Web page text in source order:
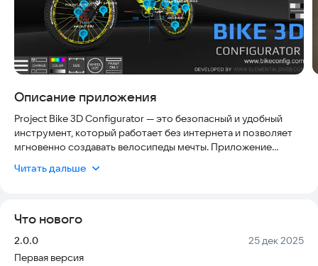
Описание приложения
Project Bike 3D Configurator — это безопасный и удобный
инструмент, который работает без интернета и позволяет
мгновенно создавать велосипеды мечты. Приложение
гарантирует, что ваши настройки сохраняются только на
Создайте свой идеальный байк с помощью современных 3D-
меняйте детали, экспериментируйте с цветами, смотрите,
как работает подвеска, и делитесь результатом с друзьями.
Читать дальше
Что нового
Версия:
2.0.0 Дата:
25 дек 2025
Первая версия